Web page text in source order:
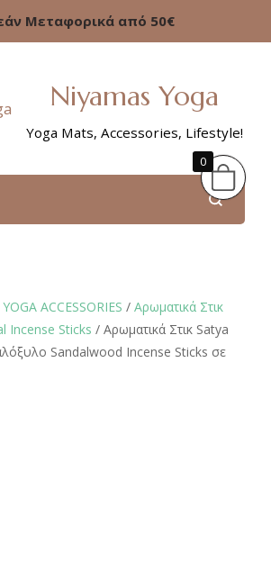
Μεταφορικά από 50€
Niyamas Yoga
Yoga Mats, Accessories, Lifestyle!
YOGA ACCESSORIES / Αρωματικά Στικ
Incense Sticks / Αρωματικά Στικ Satya
Sandalwood Incense Sticks σε
0